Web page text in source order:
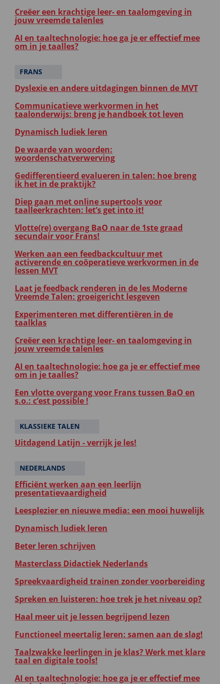
Creëer een krachtige leer- en taalomgeving in
jouw vreemde talenles
AI en taaltechnologie: hoe ga je er effectief mee
om in je taalles?
FRANS
Dyslexie en andere uitdagingen binnen de MVT
Communicatieve werkvormen in het
taalonderwijs: breng je handboek tot leven
Dynamisch ludiek leren
De waarde van woorden:
woordenschatverwerving
Gedifferentieerd evalueren in talen: hoe breng
ik het in de praktijk?
Diep gaan met online supertools voor
taalleerkrachten: let’s get into it!
Vlotte(re) overgang BaO naar de 1ste graad
secundair voor Frans!
Werken aan een feedbackcultuur met
activerende en coöperatieve werkvormen in de
lessen MVT
Laat je feedback renderen in de les Moderne
Vreemde Talen: groeigericht lesgeven
Experimenteren met differentiëren in de
taalklas
Creëer een krachtige leer- en taalomgeving in
jouw vreemde talenles
AI en taaltechnologie: hoe ga je er effectief mee
om in je taalles?
Een vlotte overgang voor Frans tussen BaO en
s.o.: c’est possible !
KLASSIEKE TALEN
Uitdagend Latijn - verrijk je les!
NEDERLANDS
Efficiënt werken aan een leerlijn
presentatievaardigheid
Leesplezier en nieuwe media: een mooi huwelijk
Dynamisch ludiek leren
Beter leren schrijven
Masterclass Didactiek Nederlands
Spreekvaardigheid trainen zonder voorbereiding
Spreken en luisteren: hoe trek je het niveau op?
Haal meer uit je lessen begrijpend lezen
Functioneel meertalig leren: samen aan de slag!
Taalzwakke leerlingen in je klas? Werk met klare
taal en digitale tools!
AI en taaltechnologie: hoe ga je er effectief mee